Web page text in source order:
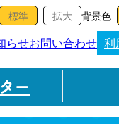
背景色
らせお問い合わせ 利
ー